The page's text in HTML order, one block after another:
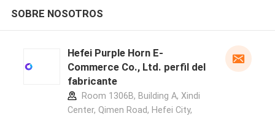
SOBRE NOSOTROS
Hefei Purple Horn E-
Commerce Co., Ltd. perfil del
fabricante
Room 1306B, Building A, Xindi
Center, Qimen Road, Hefei City,